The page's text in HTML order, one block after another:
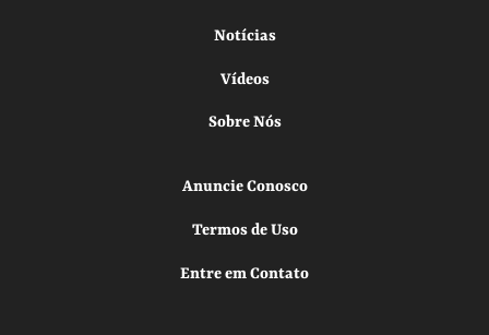
Notícias
Vídeos
Sobre Nós
Anuncie Conosco
Termos de Uso
Entre em Contato